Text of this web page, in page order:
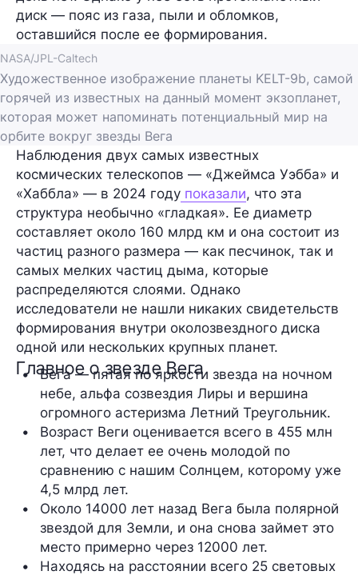
диск — пояс из газа, пыли и обломков,
оставшийся после ее формирования.
NASA/JPL-Caltech
Художественное изображение планеты KELT-9b, самой
горячей из известных на данный момент экзопланет,
которая может напоминать потенциальный мир на
орбите вокруг звезды Вега
Наблюдения двух самых известных
космических телескопов — «Джеймса Уэбба» и
«Хаббла» — в 2024 году показали, что эта
структура необычно «гладкая». Ее диаметр
составляет около 160 млрд км и она состоит из
частиц разного размера — как песчинок, так и
самых мелких частиц дыма, которые
распределяются слоями. Однако
исследователи не нашли никаких свидетельств
формирования внутри околозвездного диска
одной или нескольких крупных планет.
Главное о звезде Вега
Вега — пятая по яркости звезда на ночном
небе, альфа созвездия Лиры и вершина
огромного астеризма Летний Треугольник.
Возраст Веги оценивается всего в 455 млн
лет, что делает ее очень молодой по
сравнению с нашим Солнцем, которому уже
4,5 млрд лет.
Около 14000 лет назад Вега была полярной
звездой для Земли, и она снова займет это
место примерно через 12000 лет.
Находясь на расстоянии всего 25 световых